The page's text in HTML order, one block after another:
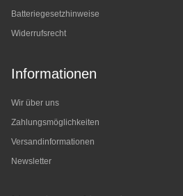
Batteriegesetzhinweise
Widerrufsrecht
Informationen
Wir über uns
Zahlungsmöglichkeiten
Versandinformationen
Newsletter